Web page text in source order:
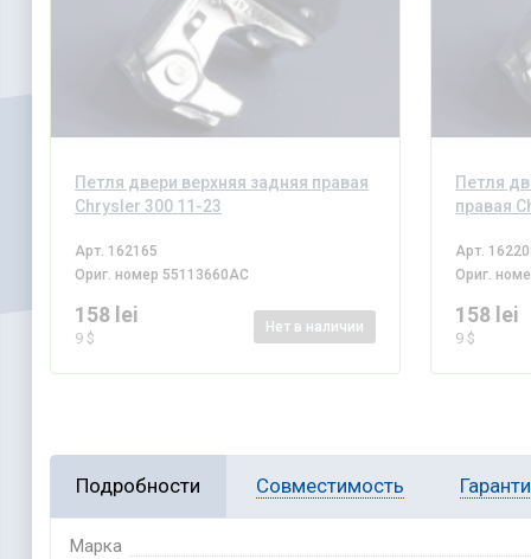
Петля двери верхняя задняя правая
Chrysler 300 11-23
Арт. 162165
Ориг. номер 55113660AC
158 lei
9 $
Нет в наличии
Петля
правая
Арт.
Ориг.
158 lei
9 $
Подробности Совместимость
Марка